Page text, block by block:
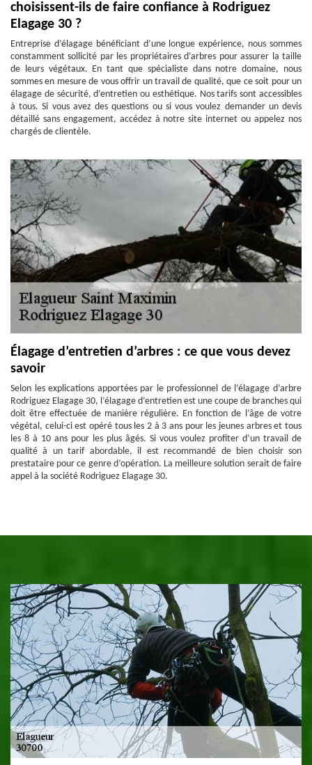
choisissent-ils de faire confiance à Rodriguez
Elagage 30 ?
Entreprise d’élagage bénéficiant d’une longue expérience, nous sommes
constamment sollicité par les propriétaires d’arbres pour assurer la taille
de leurs végétaux. En tant que spécialiste dans notre domaine, nous
sommes en mesure de vous offrir un travail de qualité, que ce soit pour un
élagage de sécurité, d’entretien ou esthétique. Nos tarifs sont accessibles
à tous. Si vous avez des questions ou si vous voulez demander un devis
détaillé sans engagement, accédez à notre site internet ou appelez nos
chargés de clientèle.
Élagage d’entretien d’arbres : ce que vous devez
savoir
Selon les explications apportées par le professionnel de l’élagage d’arbre
Rodriguez Elagage 30, l’élagage d’entretien est une coupe de branches qui
doit être effectuée de manière régulière. En fonction de l’âge de votre
végétal, celui-ci est opéré tous les 2 à 3 ans pour les jeunes arbres et tous
les 8 à 10 ans pour les plus âgés. Si vous voulez profiter d’un travail de
qualité à un tarif abordable, il est recommandé de bien choisir son
prestataire pour ce genre d’opération. La meilleure solution serait de faire
appel à la société Rodriguez Elagage 30.